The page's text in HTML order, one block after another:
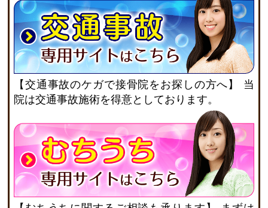
【交通事故のケガで接骨院をお探しの方へ】
当
院は交通事故施術を得意としております。